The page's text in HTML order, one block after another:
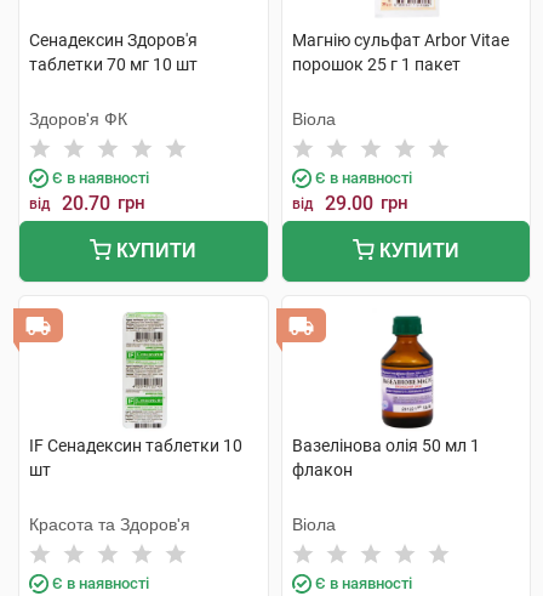
Сенадексин Здоров'я
таблетки 70 мг 10 шт
Здоров'я ФК
Є в наявності
від 20.70 грн
КУПИТИ
Магнію сульфат Arbor Vitae
порошок 25 г 1 пакет
Віола
Є в наявності
від 29.00 грн
КУПИТИ
IF Сенадексин таблетки 10
шт
Красота та Здоров'я
Є в наявності
Вазелінова олія 50 мл 1
флакон
Віола
Є в наявності